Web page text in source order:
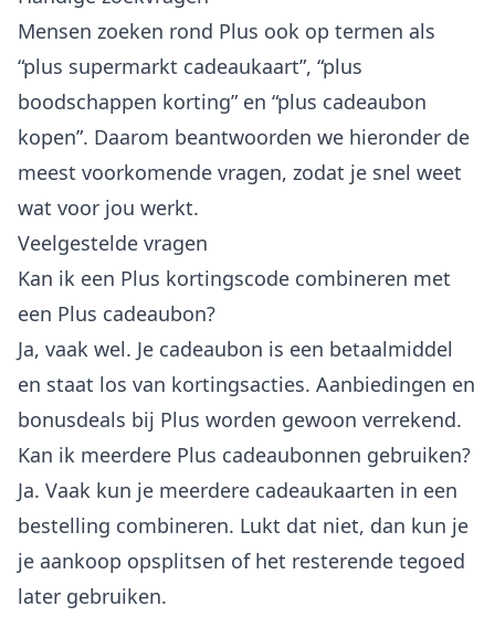
Mensen zoeken rond Plus ook op termen als
“plus supermarkt cadeaukaart”, “plus
boodschappen korting” en “plus cadeaubon
kopen”. Daarom beantwoorden we hieronder de
meest voorkomende vragen, zodat je snel weet
wat voor jou werkt.
Veelgestelde vragen
Kan ik een Plus kortingscode combineren met
een Plus cadeaubon?
Ja, vaak wel. Je cadeaubon is een betaalmiddel
en staat los van kortingsacties. Aanbiedingen en
bonusdeals bij Plus worden gewoon verrekend.
Kan ik meerdere Plus cadeaubonnen gebruiken?
Ja. Vaak kun je meerdere cadeaukaarten in een
bestelling combineren. Lukt dat niet, dan kun je
je aankoop opsplitsen of het resterende tegoed
later gebruiken.